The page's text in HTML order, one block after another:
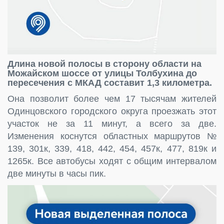
Длина новой полосы в сторону области на
Можайском шоссе от улицы Толбухина до
пересечения с МКАД составит 1,3 километра.
Она позволит более чем 17 тысячам жителей
Одинцовского городского округа проезжать этот
участок не за 11 минут, а всего за две.
Изменения коснутся областных маршрутов №
139, 301к, 339, 418, 442, 454, 457к, 477, 819к и
1265к. Все автобусы ходят с общим интервалом
две минуты в часы пик.